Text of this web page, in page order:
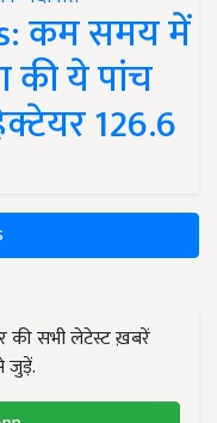
कम समय में
की ये पांच
126.6
की सभी लेटेस्ट ख़बरें
जुड़ें.